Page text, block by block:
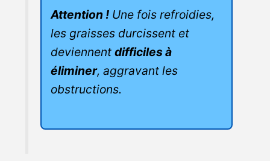
Attention ! Une fois refroidies,
les graisses durcissent et
deviennentdifficiles à
éliminer, aggravant les
obstructions.